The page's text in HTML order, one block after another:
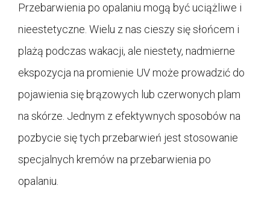
Przebarwienia po opalaniu mogą być uciążliwe i
nieestetyczne. Wielu z nas cieszy się słońcem i
plażą podczas wakacji, ale niestety, nadmierne
ekspozycja na promienie UV może prowadzić do
pojawienia się brązowych lub czerwonych plam
na skórze. Jednym z efektywnych sposobów na
pozbycie się tych przebarwień jest stosowanie
specjalnych kremów na przebarwienia po
opalaniu.